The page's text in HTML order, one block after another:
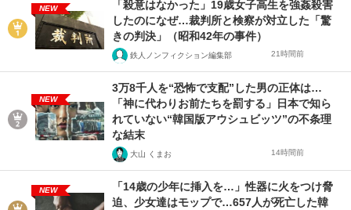
NEW
「殺意はなかった」19歳女子高生を強姦殺害
したのになぜ…裁判所と検察が対立した「驚
きの判決」（昭和42年の事件）
鉄人ノンフィクション編集部 21時間前
NEW
3万8千人を“恐怖で支配”した男の正体は…
「神に代わりお前たちを罰する」日本で知ら
れていない“韓国版アウシュビッツ”の不条理
な結末
大山 くまお 14時間前
NEW
「14歳の少年に挿入を…」性器に火をつけ脅
迫、少女達はモップで…657人が死亡した韓